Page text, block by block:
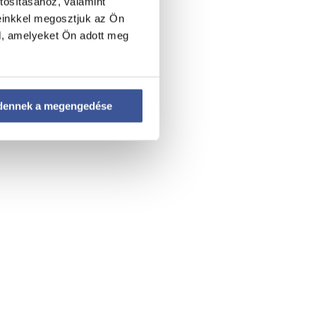
megosztjuk az Ön
amelyeket Ön adott meg
a megengedése
a kiszáradás, illetve
kérni.
200-482.